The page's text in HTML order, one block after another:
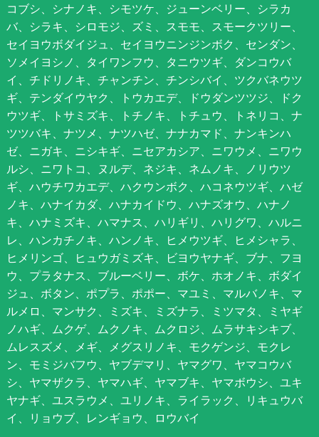
コブシ、シナノキ、シモツケ、ジューンベリー、シラカ
バ、シラキ、シロモジ、ズミ、スモモ、スモークツリー、
セイヨウボダイジュ、セイヨウニンジンボク、センダン、
ソメイヨシノ、タイワンフウ、タニウツギ、ダンコウバ
イ、チドリノキ、チャンチン、チンシバイ、ツクバネウツ
ギ、テンダイウヤク、トウカエデ、ドウダンツツジ、ドク
ウツギ、トサミズキ、トチノキ、トチュウ、トネリコ、ナ
ツツバキ、ナツメ、ナツハゼ、ナナカマド、ナンキンハ
ゼ、ニガキ、ニシキギ、ニセアカシア、ニワウメ、ニワウ
ルシ、ニワトコ、ヌルデ、ネジキ、ネムノキ、ノリウツ
ギ、ハウチワカエデ、ハクウンボク、ハコネウツギ、ハゼ
ノキ、ハナイカダ、ハナカイドウ、ハナズオウ、ハナノ
キ、ハナミズキ、ハマナス、ハリギリ、ハリグワ、ハルニ
レ、ハンカチノキ、ハンノキ、ヒメウツギ、ヒメシャラ、
ヒメリンゴ、ヒュウガミズキ、ビヨウヤナギ、ブナ、フヨ
ウ、プラタナス、ブルーベリー、ボケ、ホオノキ、ボダイ
ジュ、ボタン、ポプラ、ポポー、マユミ、マルバノキ、マ
ルメロ、マンサク、ミズキ、ミズナラ、ミツマタ、ミヤギ
ノハギ、ムクゲ、ムクノキ、ムクロジ、ムラサキシキブ、
ムレスズメ、メギ、メグスリノキ、モクゲンジ、モクレ
ン、モミジバフウ、ヤブデマリ、ヤマグワ、ヤマコウバ
シ、ヤマザクラ、ヤマハギ、ヤマブキ、ヤマボウシ、ユキ
ヤナギ、ユスラウメ、ユリノキ、ライラック、リキュウバ
イ、リョウブ、レンギョウ、ロウバイ